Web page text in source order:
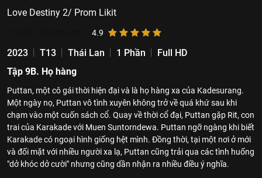
Love Destiny 2/ Prom Likit
4.9
2023 T13 Thái Lan 1 Phần
Full HD
Tập 9B. Họ hàng
Puttan, một cô gái thời hiện đại và là họ hàng xa của Kadesurang.
Một ngày nọ, Puttan vô tình xuyên không trở về quá khứ sau khi
chạm vào một cuốn sách cổ. Quay về thời cổ đại, Puttan gặp Rit, con
trai của Karakade với Muen Suntorndewa. Puttan ngỡ ngàng khi biết
Karakade có ngoại hình giống hệt mình. Đồng thời, tại một nơi ở mới
và đối mặt với nhiều người xa lạ, Puttan cũng trải qua các tình huống
"dở khóc dở cười" nhưng cũng dần nhận ra nhiều điều ý nghĩa.